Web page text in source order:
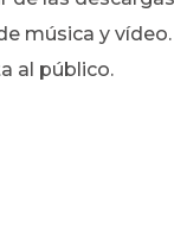
música y
al público.